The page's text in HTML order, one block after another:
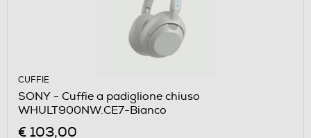
CUFFIE
SONY - Cuffie a padiglione chiuso
WHULT900NW.CE7-Bianco
€ 103,00